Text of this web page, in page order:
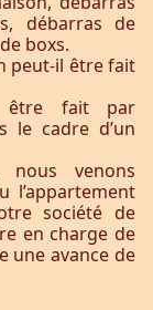
débarras de
boxs.
peut-il être fait
être fait par
le cadre d’un
venons
l’appartement
société de
en charge de
une avance de